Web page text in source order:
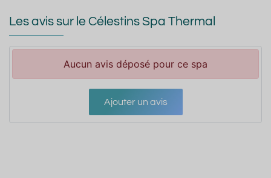
Les avis sur le Célestins Spa Thermal
Aucun avis déposé pour ce spa
Ajouter un avis